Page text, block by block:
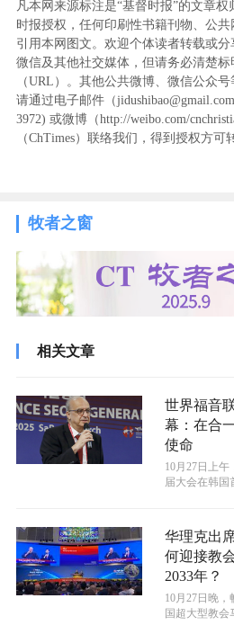
凡本网来源标注是“基督时报”的文章
时报授权，任何印刷性书籍刊物、公
引用本网图文。欢迎个体读者转载或分
微信及其他社交媒体，但请务必清楚
（URL）。其他公共微博、微信公众
请通过电子邮件（
3972) ‬或微博（http://weibo.com/
（ChTimes）联络我们，得到授权方可
牧者之窗
相关文章
世界福音
幕：在合
使命
10月27日上
届大会在韩国
华理克出
何迎接教
2033年？
10月27日晚
国超大型教会